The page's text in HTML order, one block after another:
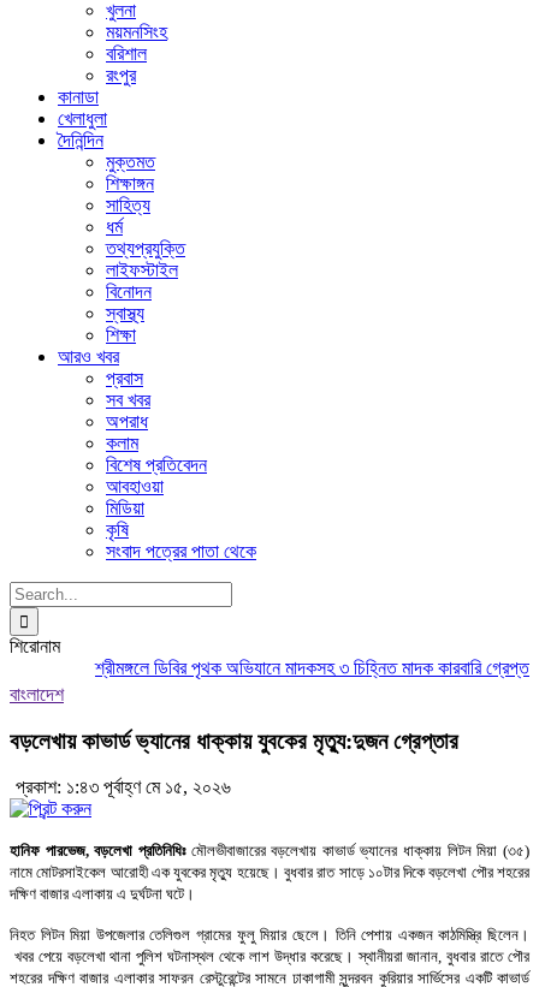
খুলনা
ময়মনসিংহ
বরিশাল
রংপুর
কানাডা
খেলাধুলা
দৈনিন্দিন
মুক্তমত
শিক্ষাঙ্গন
সাহিত্য
ধর্ম
তথ্যপ্রযুক্তি
লাইফস্টাইল
বিনোদন
স্বাস্থ্য
শিক্ষা
আরও খবর
প্রবাস
সব খবর
অপরাধ
কলাম
বিশেষ প্রতিবেদন
আবহাওয়া
মিডিয়া
কৃষি
সংবাদ পত্রের পাতা থেকে
Search
for:
শিরোনাম
শ্রীমঙ্গলে ডিবির পৃথক অভিযানে মাদকসহ ৩ চিহ্নিত মাদক কারবারি গ্রেপ্তার
বাংলাদেশ
বড়লেখায় কাভার্ড ভ্যানের ধাক্কায় যুবকের মৃত্যু:দুজন গ্রেপ্তার
প্রকাশ: ১:৪৩ পূর্বাহ্ণ মে ১৫, ২০২৬
হানিফ পারভেজ, বড়লেখা প্রতিনিধিঃমৌলভীবাজারের বড়লেখায় কাভার্ড ভ্যানের ধাক্কায় লিটন মিয়া (৩৫)
নামে মোটরসাইকেল আরোহী এক যুবকের মৃত্যু হয়েছে। বুধবার রাত সাড়ে ১০টার দিকে বড়লেখা পৌর শহরের
দক্ষিণ বাজার এলাকায় এ দুর্ঘটনা ঘটে।
নিহত লিটন মিয়া উপজেলার তেলিগুল গ্রামের ফুলু মিয়ার ছেলে। তিনি পেশায় একজন কাঠমিস্ত্রি ছিলেন।
খবর পেয়ে বড়লেখা থানা পুলিশ ঘটনাস্থল থেকে লাশ উদ্ধার করেছে। স্থানীয়রা জানান, বুধবার রাতে পৌর
শহরের দক্ষিণ বাজার এলাকার সাফরন রেস্টুরেন্টের সামনে ঢাকাগামী সুন্দরবন কুরিয়ার সার্ভিসের একটি কাভার্ড